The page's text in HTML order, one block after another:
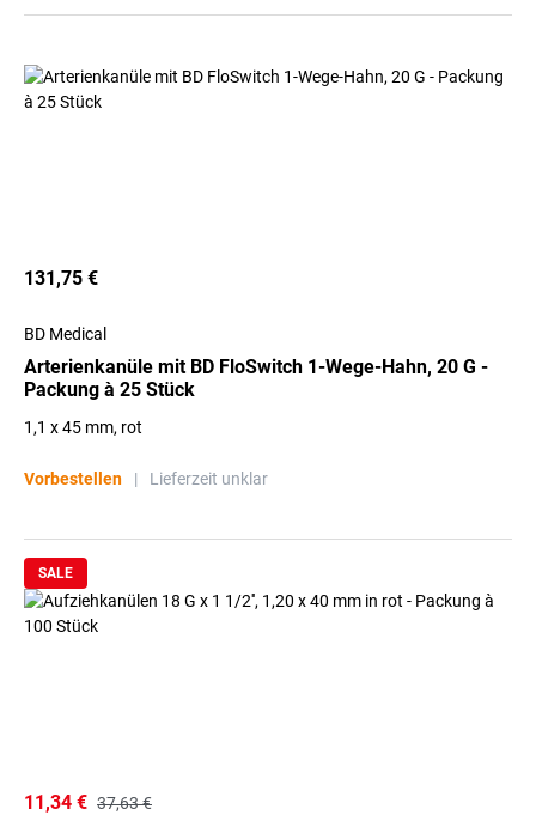
131,75 €
BD Medical
Arterienkanüle mit BD FloSwitch 1-Wege-Hahn, 20 G -
Packung à 25 Stück
1,1 x 45 mm, rot
Vorbestellen | Lieferzeit unklar
SALE
11,34 € 37,63 €